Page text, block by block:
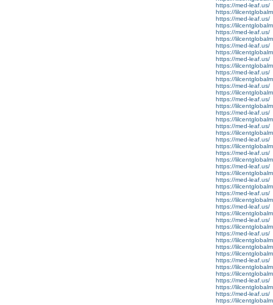
https://med-leaf.us/
https://
https://med-leaf.us/
https://
https://med-leaf.us/
https://
https://med-leaf.us/
https://
https://med-leaf.us/
https://
https://med-leaf.us/
https://
https://med-leaf.us/
https://
https://med-leaf.us/
https://
https://med-leaf.us/
https://
https://med-leaf.us/
https://
https://med-leaf.us/
https://
https://med-leaf.us/
https://
https://med-leaf.us/
https://
https://med-leaf.us/
https://
https://med-leaf.us/
https://
https://med-leaf.us/
https://
https://med-leaf.us/
https://
https://med-leaf.us/
https://
https://
https://
https://med-leaf.us/
https://
https://
https://med-leaf.us/
https://
https://med-leaf.us/
https://